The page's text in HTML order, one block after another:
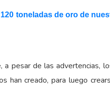
120 toneladas de oro de
pesar de las advertencias,
han creado, para luego